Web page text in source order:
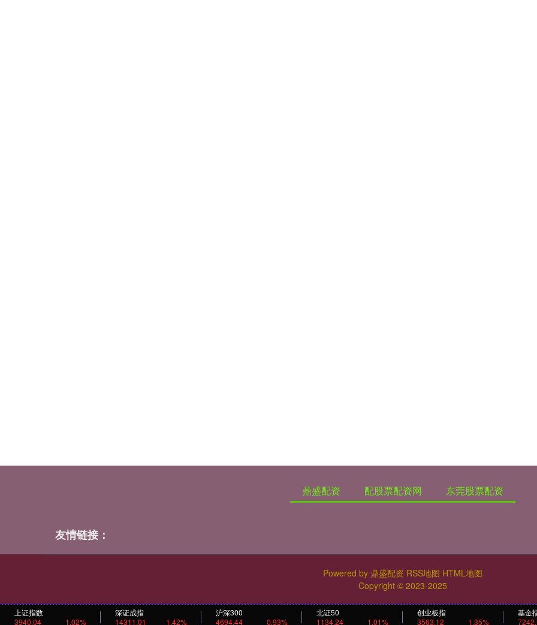
上证指数
3940.04
1.02%
深证成指
14311.01
1.42%
沪深300
4694.44
0.93%
北证50
1134.24
1.01%
创业板指
3563.12
1.35%
基金
鼎盛配资 配股票配资网 东莞股票配资
友情链接：
Powered by 鼎盛配资 RSS地图 HTML地图
Copyright © 2023-2025